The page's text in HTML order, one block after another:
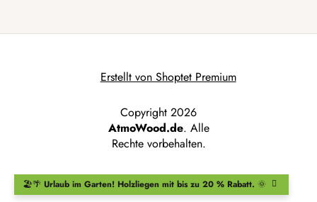
🏖️🌴 Urlaub im Garten! Holzliegen mit bis zu 20 % Rabatt. 🌞
Erstellt von Shoptet Premium
Copyright 2026
AtmoWood.de. Alle
Rechte vorbehalten.